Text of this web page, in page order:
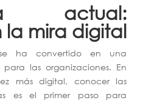
actual:
la mira digital
ha convertido en una
las organizaciones. En
más digital, conocer las
es el primer paso para